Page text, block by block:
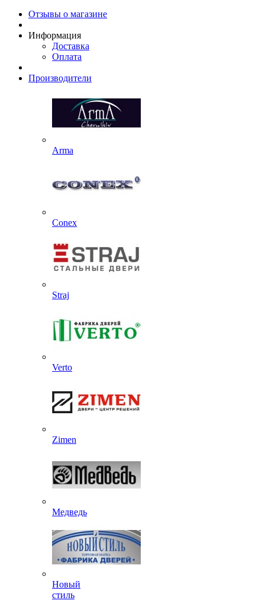
Отзывы о магазине
Информация
Доставка
Оплата
Производители
Arma
Conex
Straj
Verto
Zimen
Медведь
Новый
стиль